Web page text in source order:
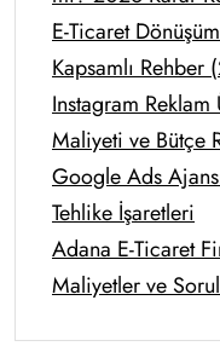
E-Ticaret
Kapsamlı Rehber
Instagram
Maliyeti ve Bütçe
Google Ads
Tehlike İşaretleri
Adana E-Ticaret
Maliyetler ve